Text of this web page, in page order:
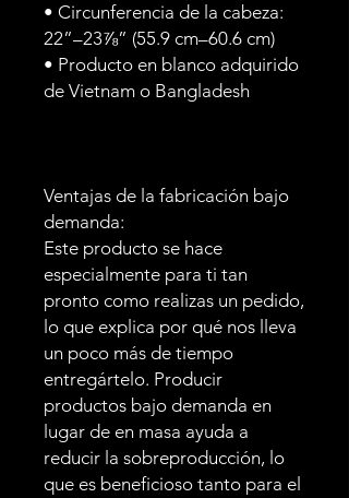
• Circunferencia de la cabeza:
22”–23⅞” (55.9 cm–60.6 cm)
• Producto en blanco adquirido
de Vietnam o Bangladesh
Ventajas de la fabricación bajo
demanda:
Este producto se hace
especialmente para ti tan
pronto como realizas un pedido,
lo que explica por qué nos lleva
un poco más de tiempo
entregártelo. Producir
productos bajo demanda en
lugar de en masa ayuda a
reducir la sobreproducción, lo
que es beneficioso tanto para el